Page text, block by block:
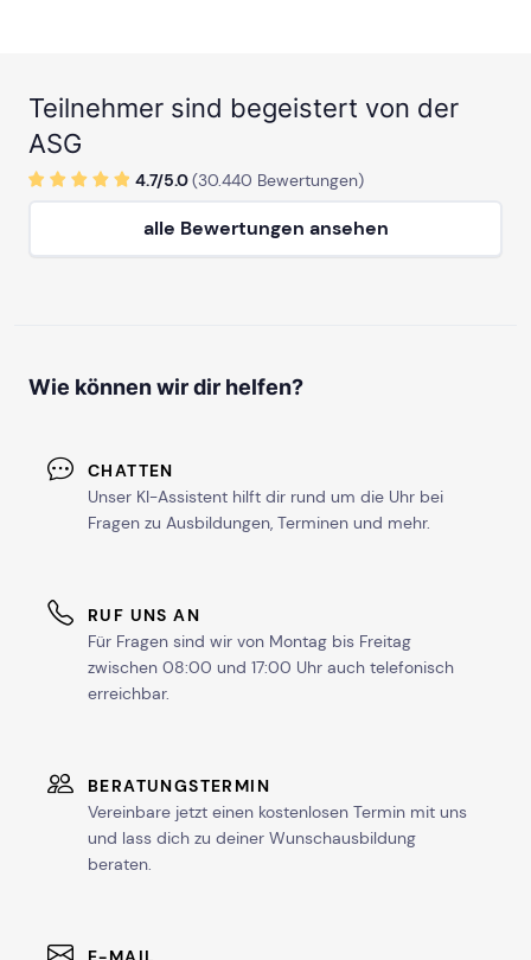
Teilnehmer sind begeistert von der
ASG
4.7/5.0(30.440 Bewertungen)
alle Bewertungen ansehen
Wie können wir dir helfen?
CHATTEN
Unser KI-Assistent hilft dir rund um die Uhr bei
Fragen zu Ausbildungen, Terminen und mehr.
RUF UNS AN
Für Fragen sind wir von Montag bis Freitag
zwischen 08:00 und 17:00 Uhr auch telefonisch
erreichbar.
BERATUNGSTERMIN
Vereinbare jetzt einen kostenlosen Termin mit uns
und lass dich zu deiner Wunschausbildung
beraten.